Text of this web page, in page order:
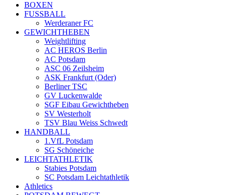
BOXEN
FUSSBALL
Werderaner FC
GEWICHTHEBEN
Weightlifting
AC HEROS Berlin
AC Potsdam
ASC 06 Zeilsheim
ASK Frankfurt (Oder)
Berliner TSC
GV Luckenwalde
SGF Eibau Gewichtheben
SV Westerholt
TSV Blau Weiss Schwedt
HANDBALL
1.VfL Potsdam
SG Schöneiche
LEICHTATHLETIK
Stabies Potsdam
SC Potsdam Leichtathletik
Athletics